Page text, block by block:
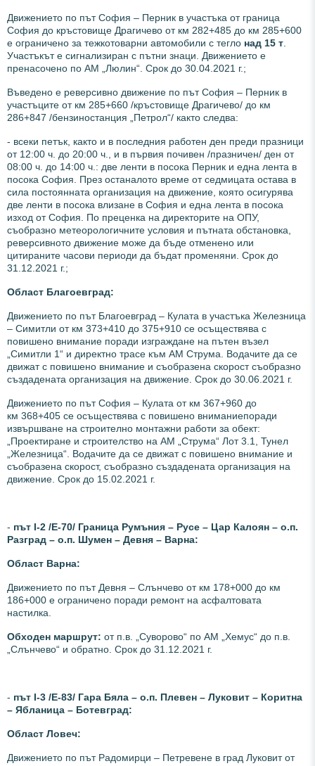
Движението по път София – Перник в участъка от граница
София до кръстовище Драгичево от км 282+485 до км 285+600
е ограничено за тежкотоварни автомобили с тегло над 15 т
Участъкът е сигнализиран с пътни знаци. Движението е
пренасочено по АМ „Люлин“. Срок до 30.04.2021 г.;
Въведено е реверсивно движение по път София – Перник в
участъците от км 285+660 /кръстовище Драгичево/ до км
286+847 /бензиностанция „Петрол“/ както следва:
- всеки петък, както и в последния работен ден преди празници
от 12:00 ч. до 20:00 ч., и в първия почивен /празничен/ ден от
08:00 ч. до 14:00 ч.: две ленти в посока Перник и една лента в
посока София. През останалото време от седмицата остава в
сила постоянната организация на движение, която осигурява
две ленти в посока влизане в София и една лента в посока
изход от София. По преценка на директорите на ОПУ,
съобразно метеорологичните условия и пътната обстановка,
реверсивното движение може да бъде отменено или
цитираните часови периоди да бъдат променяни. Срок до
31.12.2021 г.;
Област Благоевград:
Движението по път Благоевград – Кулата в участъка Железница
– Симитли от км 373+410 до 375+910 се осъществява с
повишено внимание поради изграждане на пътен възел
„Симитли 1“ и директно трасе към АМ Струма. Водачите да се
движат с повишено внимание и съобразена скорост съобразно
създадената организация на движение. Срок до 30.06.2021 г.
Движението по път София – Кулата от км 367+960 до
км 368+405 се осъществява с повишено вниманиепоради
извършване на строително монтажни работи за обект:
„Проектиране и строителство на АМ „Струма“ Лот 3.1, Тунел
„Железница“. Водачите да се движат с повишено внимание и
съобразена скорост, съобразно създадената организация на
движение. Срок до 15.02.2021 г.
- път І-2 /Е-70/ Граница Румъния – Русе – Цар Калоян – о.п.
Разград – о.п. Шумен – Девня – Варна:
Област Варна:
Движението по път Девня – Слънчево от км 178+000 до км
186+000 е ограничено поради ремонт на асфалтовата
настилка.
Обходен маршрут: от п.в. „Суворово“ по АМ „Хемус“ до п.в.
„Слънчево“ и обратно. Срок до 31.12.2021 г.
- път І-3 /Е-83/ Гара Бяла – о.п. Плевен – Луковит – Коритна
– Ябланица – Ботевград:
Област Ловеч:
Движението по път Радомирци – Петревене в град Луковит от